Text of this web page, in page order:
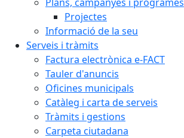
Projectes
Informació de la seu
Serveis i tràmits
Factura electrònica e-FACT
Tauler d'anuncis
Oficines municipals
Catàleg i carta de serveis
Tràmits i gestions
Carpeta ciutadana